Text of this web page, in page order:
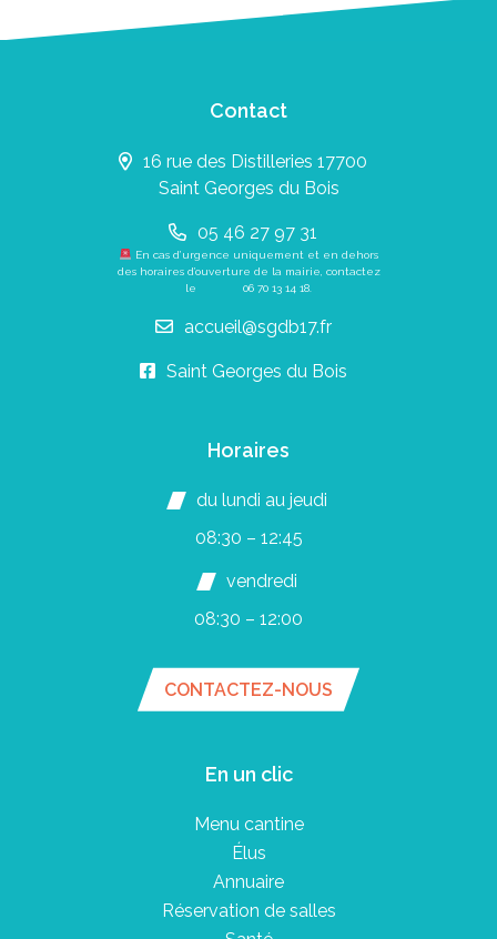
Contact
16 rue des Distilleries 17700
Saint Georges du Bois
05 46 27 97 31
En cas d’urgence uniquement et en dehors
des horaires d’ouverture de la mairie, contactez
le 06 70 13 14 18
accueil@sgdb17.fr
Saint Georges du Bois
Horaires
du lundi au jeudi
08:30 – 12:45
vendredi
08:30 – 12:00
CONTACTEZ-NOUS
En un clic
Menu cantine
Élus
Annuaire
Réservation de salles